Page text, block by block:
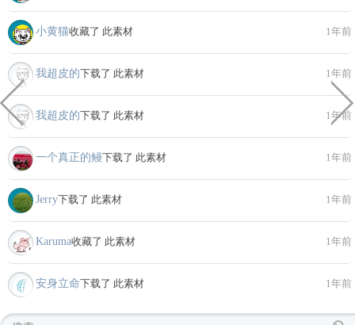
小黄猫收藏了 此素材 1年前
我超皮的下载了 此素材 1年前
我超皮的下载了 此素材 1年前
一个真正的鳗下载了 此素材 1年前
Jerry下载了 此素材 1年前
Karuma收藏了 此素材 1年前
安身立命下载了 此素材 1年前